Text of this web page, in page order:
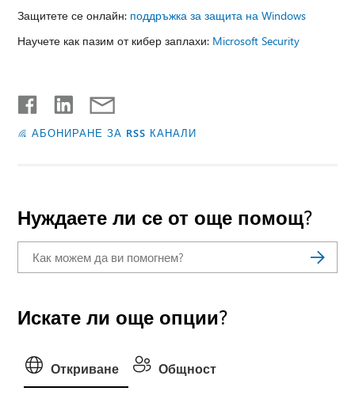
Защитете се онлайн: поддръжка за защита на Windows
Научете как пазим от кибер заплахи: Microsoft Security
АБОНИРАНЕ ЗА RSS КАНАЛИ
Нуждаете ли се от още помощ?
Искате ли още опции?
Откриване Общност